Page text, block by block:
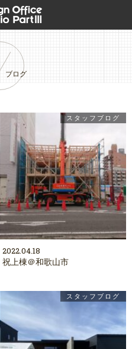
ブログ
スタッフブログ
2022.04.18
祝上棟＠和歌山市
スタッフブログ